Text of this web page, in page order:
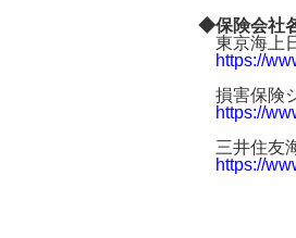
◆保険会社
東京海
https://
損害保険
https://
三井住友
https://